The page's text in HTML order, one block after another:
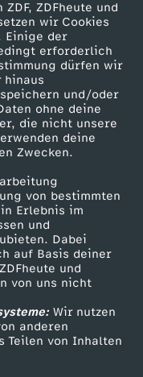
ZDFheute und
wir Cookies
Einige der
erforderlich
dürfen wir
hinaus
und/oder
ohne deine
die nicht unsere
deine
Zwecken.
von bestimmten
Erlebnis im
und
Dabei
auf Basis deiner
und
von uns nicht
Wir nutzen
anderen
Teilen von Inhalten
Metafune
Bete